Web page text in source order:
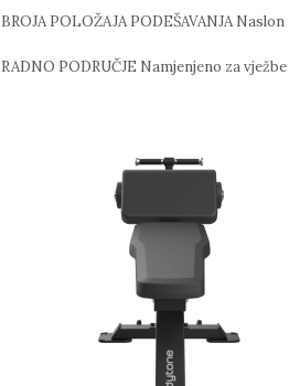
BROJA POLOŽAJA PODEŠAVANJA
RADNO PODRUČJE Namjenjeno za